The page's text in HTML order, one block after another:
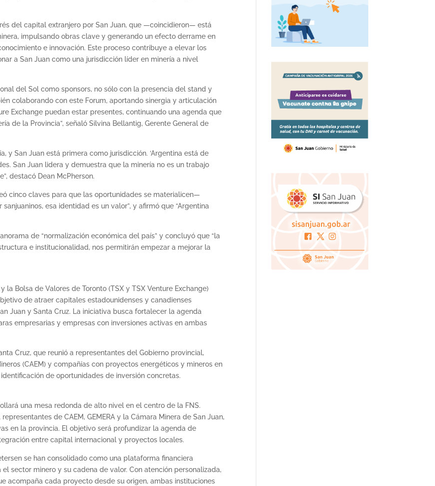
del capital extranjero por San Juan, que —coincidieron— está
impulsando obras clave y generando un efecto derrame en
e innovación. Este proceso contribuye a elevar los
a San Juan como una jurisdicción líder en minería a nivel
del Sol como sponsors, no sólo con la presencia del stand y
colaborando con este Forum, aportando sinergia y articulación
Exchange puedan estar presentes, continuando una agenda que
de la Provincia”, señaló Silvina Bellantig, Gerente General de
y San Juan está primera como jurisdicción. ‘Argentina está de
San Juan lidera y demuestra que la minería no es un trabajo
destacó Dean McPherson.
cinco claves para que las oportunidades se materialicen—
esa identidad es un valor”, y afirmó que “Argentina
de “normalización económica del país” y concluyó que “la
e institucionalidad, nos permitirán empezar a mejorar la
la Bolsa de Valores de Toronto (TSX y TSX Venture Exchange)
de atraer capitales estadounidenses y canadienses
Juan y Santa Cruz. La iniciativa busca fortalecer la agenda
empresarias y empresas con inversiones activas en ambas
Cruz, que reunió a representantes del Gobierno provincial,
(CAEM) y compañías con proyectos energéticos y mineros en
de oportunidades de inversión concretas.
una mesa redonda de alto nivel en el centro de la FNS.
de CAEM, GEMERA y la Cámara Minera de San Juan,
en la provincia. El objetivo será profundizar la agenda de
entre capital internacional y proyectos locales.
se han consolidado como una plataforma financiera
sector minero y su cadena de valor. Con atención personalizada,
acompaña cada proyecto desde su origen, ambas instituciones